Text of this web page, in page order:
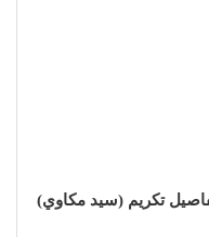
تكريم (سيد مكاوي)